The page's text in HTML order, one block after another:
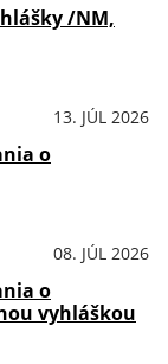
/NM,
13. JÚL 2026
o
08. JÚL 2026
o
vyhláškou